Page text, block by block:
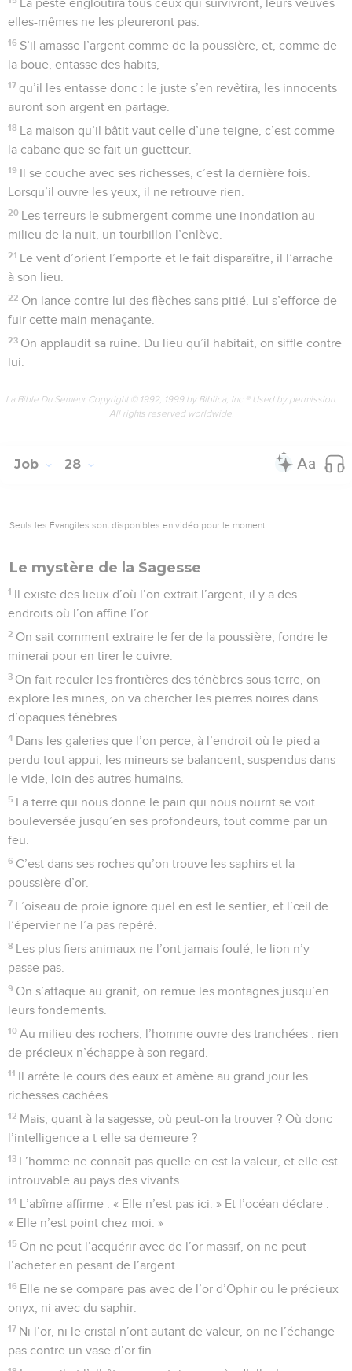
La peste engloutira tous ceux qui survivront, leurs veuves
elles-mêmes ne les pleureront pas.
16 S’il amasse l’argent comme de la poussière, et, comme de
la boue, entasse des habits,
17 qu’il les entasse donc : le juste s’en revêtira, les innocents
auront son argent en partage.
18 La maison qu’il bâtit vaut celle d’une teigne, c’est comme
la cabane que se fait un guetteur.
19 Il se couche avec ses richesses, c’est la dernière fois.
Lorsqu’il ouvre les yeux, il ne retrouve rien.
20 Les terreurs le submergent comme une inondation au
milieu de la nuit, un tourbillon l’enlève.
21 Le vent d’orient l’emporte et le fait disparaître, il l’arrache
à son lieu.
22 On lance contre lui des flèches sans pitié. Lui s’efforce de
fuir cette main menaçante.
23 On applaudit sa ruine. Du lieu qu’il habitait, on siffle contre
lui.
La Bible Du Semeur Copyright © 1992, 1999 by Biblica, Inc.® Used by permission.
All rights reserved worldwide.
Job 28
Seuls les Évangiles sont disponibles en vidéo pour le moment.
Le mystère de la Sagesse
1 Il existe des lieux d’où l’on extrait l’argent, il y a des
endroits où l’on affine l’or.
2 On sait comment extraire le fer de la poussière, fondre le
minerai pour en tirer le cuivre.
3 On fait reculer les frontières des ténèbres sous terre, on
explore les mines, on va chercher les pierres noires dans
d’opaques ténèbres.
4 Dans les galeries que l’on perce, à l’endroit où le pied a
perdu tout appui, les mineurs se balancent, suspendus dans
le vide, loin des autres humains.
5 La terre qui nous donne le pain qui nous nourrit se voit
bouleversée jusqu’en ses profondeurs, tout comme par un
feu.
6 C’est dans ses roches qu’on trouve les saphirs et la
poussière d’or.
7 L’oiseau de proie ignore quel en est le sentier, et l’œil de
l’épervier ne l’a pas repéré.
8 Les plus fiers animaux ne l’ont jamais foulé, le lion n’y
passe pas.
9 On s’attaque au granit, on remue les montagnes jusqu’en
leurs fondements.
10 Au milieu des rochers, l’homme ouvre des tranchées : rien
de précieux n’échappe à son regard.
11 Il arrête le cours des eaux et amène au grand jour les
richesses cachées.
12 Mais, quant à la sagesse, où peut-on la trouver ? Où donc
l’intelligence a-t-elle sa demeure ?
13 L’homme ne connaît pas quelle en est la valeur, et elle est
introuvable au pays des vivants.
14 L’abîme affirme : « Elle n’est pas ici. » Et l’océan déclare :
« Elle n’est point chez moi. »
15 On ne peut l’acquérir avec de l’or massif, on ne peut
l’acheter en pesant de l’argent.
16 Elle ne se compare pas avec de l’or d’Ophir ou le précieux
onyx, ni avec du saphir.
17 Ni l’or, ni le cristal n’ont autant de valeur, on ne l’échange
pas contre un vase d’or fin.